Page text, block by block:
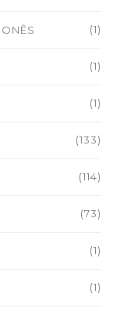
(1)
(1)
(1)
(133)
(114)
(73)
(1)
(1)